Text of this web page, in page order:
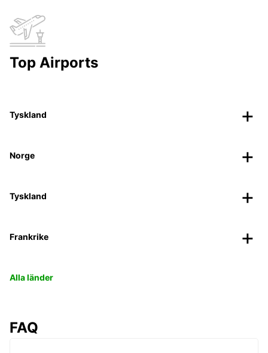
Top Airports
Tyskland
Norge
Tyskland
Frankrike
Alla länder
FAQ